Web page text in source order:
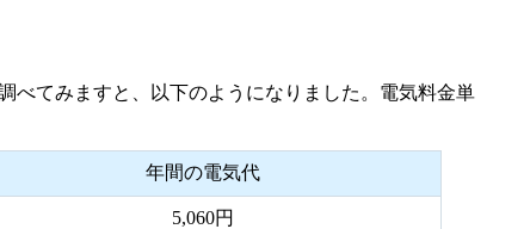
べてみますと、以下のようになりました。電気料金単
年間の電気代
5,060円